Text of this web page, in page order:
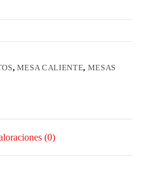
, MESA CALIENTE, MESAS
(0)